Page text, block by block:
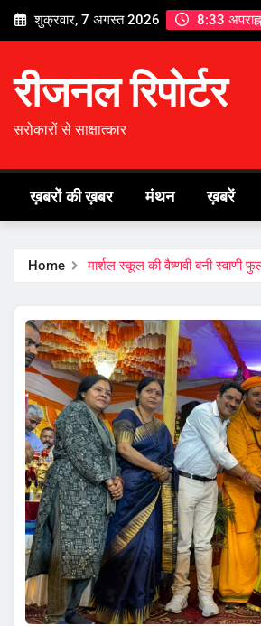
Skip
शुक्रवार, 7 अगस्त 2026 8:33 अपराह्न
रीजनल रिपोर्टर
सरोकारों से साक्षात्कार
ख़बरों की ख़बर मंथन ख़बरें
Home मार्शल स्कूल की वैष्णवी बनी